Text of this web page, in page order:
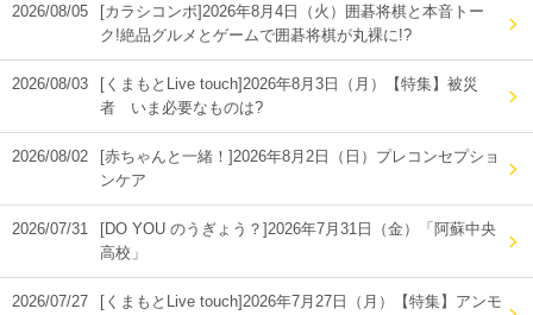
2026/08/05
[カラシコンボ]2026年8月4日（火）囲碁将棋と本音トー
ク!絶品グルメとゲームで囲碁将棋が丸裸に!?
2026/08/03
[くまもとLive touch]2026年8月3日（月）【特集】被災
者 いま必要なものは?
2026/08/02
[赤ちゃんと一緒！]2026年8月2日（日）プレコンセプショ
ンケア
2026/07/31
[DO YOU のうぎょう？]2026年7月31日（金）「阿蘇中央
高校」
2026/07/27
[くまもとLive touch]2026年7月27日（月）【特集】アンモ